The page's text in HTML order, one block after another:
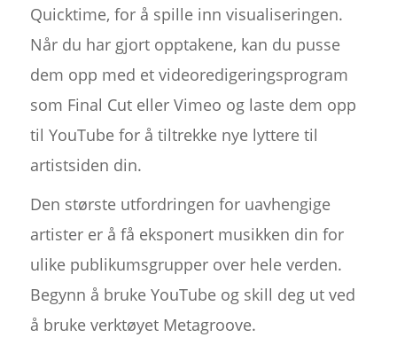
Quicktime, for å spille inn visualiseringen.
Når du har gjort opptakene, kan du pusse
dem opp med et videoredigeringsprogram
som Final Cut eller Vimeo og laste dem opp
til YouTube for å tiltrekke nye lyttere til
artistsiden din.
Den største utfordringen for uavhengige
artister er å få eksponert musikken din for
ulike publikumsgrupper over hele verden.
Begynn å bruke YouTube og skill deg ut ved
å bruke verktøyet Metagroove.